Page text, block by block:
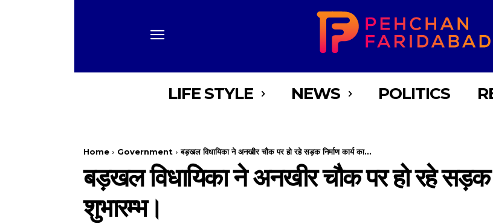
LIFE STYLE NEWS POLITICS
Home Government बड़खल विधायिका ने अनखीर चौक पर हो रहे सड़क निर्माण कार्य का...
बड़खल विधायिका ने अनखीर चौक पर हो रहे सड़क
शुभारम्भ।